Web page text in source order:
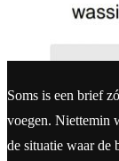
Soms is een brief
voegen. Niettemin
de situatie waar de